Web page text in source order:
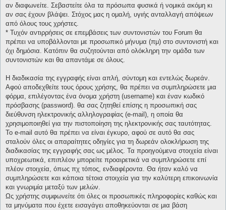
αν διαφωνείτε. Σεβαστείτε όλα τα πρόσωπα φυσικά ή νομικά ακόμη κι
αν σας έχουν βλάψει. Στόχος μας η ομαλή, υγιής ανταλλαγή απόψεων
από όλους τους χρήστες.
* Τυχόν αντιρρήσεις σε επεμβάσεις των συντονιστών του Forum θα
πρέπει να υποβάλλονται με προσωπικό μήνυμα (πμ) στο συντονιστή και
όχι δημόσια. Κατόπιν θα συζητούνται από ολόκληρη την ομάδα των
συντονιστών και θα απαντάμε σε όλους.
Η διαδικασία της εγγραφής είναι απλή, σύντομη και εντελώς δωρεάν.
Αφού αποδεχθείτε τους όρους χρήσης, θα πρέπει να συμπληρώσετε μια
φόρμα, επιλέγοντας ένα όνομα χρήστη (username) και έναν κωδικό
πρόσβασης (password). θα σας ζητηθεί επίσης η προσωπική σας
διεύθυνση ηλεκτρονικής αλληλογραφίας (e-mail), η οποία θα
χρησιμοποιηθεί για την πιστοποίηση της ηλεκτρονικής σας ταυτότητας.
Το e-mail αυτό θα πρέπει να είναι έγκυρο, αφού σε αυτό θα σας
σταλούν όλες οι απαραίτητες οδηγίες για τη δωρεάν ολοκλήρωση της
διαδικασίας της εγγραφής σας ως μέλος. Τα προηγούμενα στοιχεία είναι
υποχρεωτικά, επιπλέον μπορείτε προαιρετικά να συμπληρώσετε επί
πλέον στοιχεία, όπως πχ τόπος, ενδιαφέροντα. Θα ήταν καλό να
συμπληρώσετε και κάποια τέτοια στοιχεία για την καλύτερη επικοινωνία
και γνωριμία μεταξύ των μελών.
Ως χρήστης συμφωνείτε ότι όλες οι προσωπικές πληροφορίες καθώς και
τα μηνύματα που έχετε εισαγάγει αποθηκεύονται σε μια βάση